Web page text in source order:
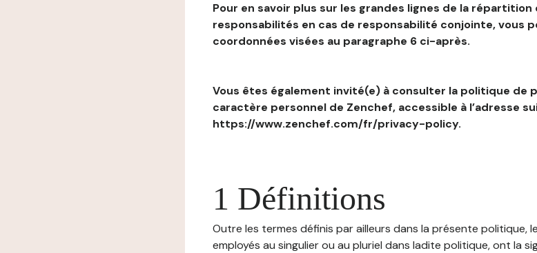
Pour en savoir plus sur les grandes lignes de la
responsabilités en cas de responsabilité conjointe, vous
coordonnées visées au paragraphe 6 ci-après.
Vous êtes également invité(e) à consulter la politique de
caractère personnel de Zenchef, accessible à l’adresse
https://www.zenchef.com/fr/privacy-policy.
1 Définitions
Outre les termes définis par ailleurs dans la présente politique,
employés au singulier ou au pluriel dans ladite politique, ont la